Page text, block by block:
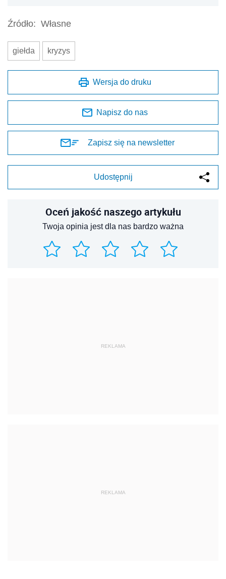
Źródło: Własne
giełda kryzys
Wersja do druku
Napisz do nas
Zapisz się na newsletter
Udostępnij
Oceń jakość naszego artykułu
Twoja opinia jest dla nas bardzo ważna
REKLAMA
REKLAMA